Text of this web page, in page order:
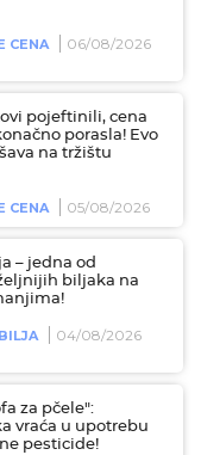
CENA 06/08/2026
pojeftinili, cena
porasla! Evo
na tržištu
CENA 05/08/2026
– jedna od
biljaka na
04/08/2026
za pčele":
vraća u upotrebu
pesticide!